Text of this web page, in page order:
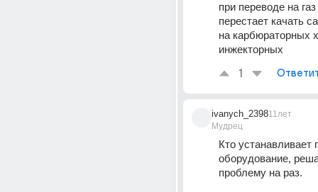
при переводе на
перестает качать
на карбюраторных
инжекторных
1
ivanych_2398
Мудрец
11лет
Кто устанавливает
оборудование,
проблему на раз.